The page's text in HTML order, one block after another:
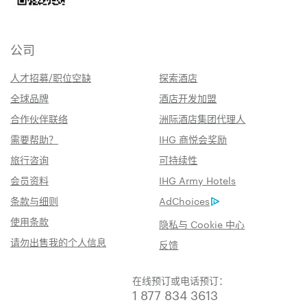
公司
人才招募/职位空缺
探索酒店
全球品牌
酒店开发加盟
合作伙伴联络
洲际酒店集团代理人
需要帮助？
IHG 商悦会奖励
旅行咨询
可持续性
会员资料
IHG Army Hotels
条款与细则
AdChoices
使用条款
隐私与 Cookie 中心
请勿出售我的个人信息
反馈
在线预订或电话预订：
1 877 834 3613